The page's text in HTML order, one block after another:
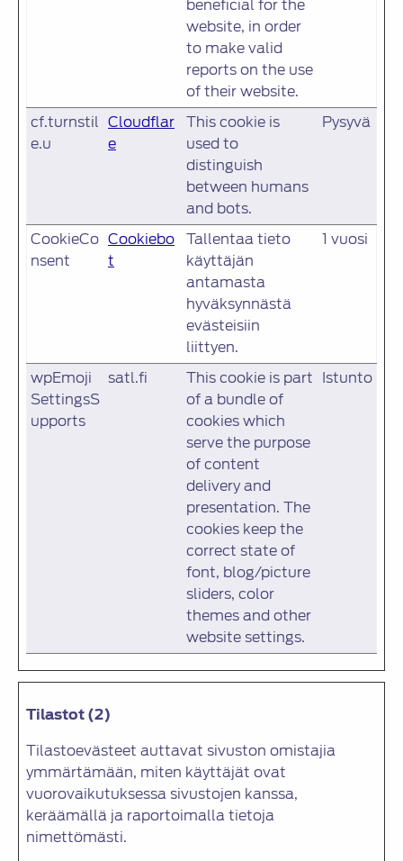
beneficial for the
website, in order
to make valid
reports on the use
of their website.
cf.turnstil
e.u
Cloudflar
e
This cookie is
used to
distinguish
between humans
and bots.
Pysyvä
CookieCo
nsent
Cookiebo
t
Tallentaa tieto
käyttäjän
antamasta
hyväksynnästä
evästeisiin
liittyen.
1 vuosi
wpEmoji
SettingsS
upports
satl.fi
This cookie is part
of a bundle of
cookies which
serve the purpose
of content
delivery and
presentation. The
cookies keep the
correct state of
font, blog/picture
sliders, color
themes and other
website settings.
Istunto
Tilastot (2)
Tilastoevästeet auttavat sivuston omistajia
ymmärtämään, miten käyttäjät ovat
vuorovaikutuksessa sivustojen kanssa,
keräämällä ja raportoimalla tietoja
nimettömästi.